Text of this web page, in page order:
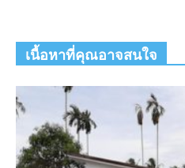
เนื้อหาที่คุณอาจสนใจ